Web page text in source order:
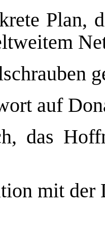
Plan,
auf
das
mit der